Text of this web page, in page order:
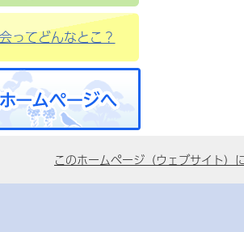
ってどんなとこ？
このホームページ（ウェブサイト）